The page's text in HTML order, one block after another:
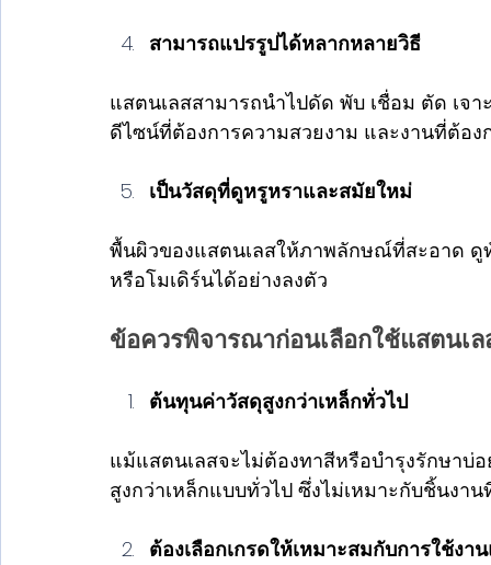
สามารถแปรรูปได้หลากหลายวิธี
แสตนเลสสามารถนำไปดัด พับ เชื่อม ตัด เจ
ดีไซน์ที่ต้องการความสวยงาม และงานที่ต้อง
เป็นวัสดุที่ดูหรูหราและสมัยใหม่
พื้นผิวของแสตนเลสให้ภาพลักษณ์ที่สะอาด
หรือโมเดิร์นได้อย่างลงตัว
ข้อควรพิจารณาก่อนเลือกใช้แสตนเ
ต้นทุนค่าวัสดุสูงกว่าเหล็กทั่วไป
แม้แสตนเลสจะไม่ต้องทาสีหรือบำรุงรักษา
สูงกว่าเหล็กแบบทั่วไป ซึ่งไม่เหมาะกับชิ้นง
ต้องเลือกเกรดให้เหมาะสมกับการใช้งา